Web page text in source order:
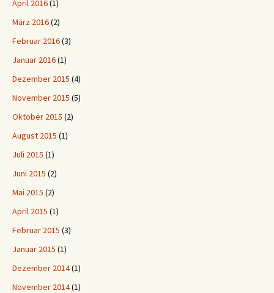
April 2016(1)
März 2016(2)
Februar 2016(3)
Januar 2016(1)
Dezember 2015 (4)
November 2015 (5)
Oktober 2015 (2)
August 2015 (1)
Juli 2015 (1)
Juni 2015 (2)
Mai 2015 (2)
April 2015 (1)
Februar 2015 (3)
Januar 2015 (1)
Dezember 2014(1)
November 2014(1)